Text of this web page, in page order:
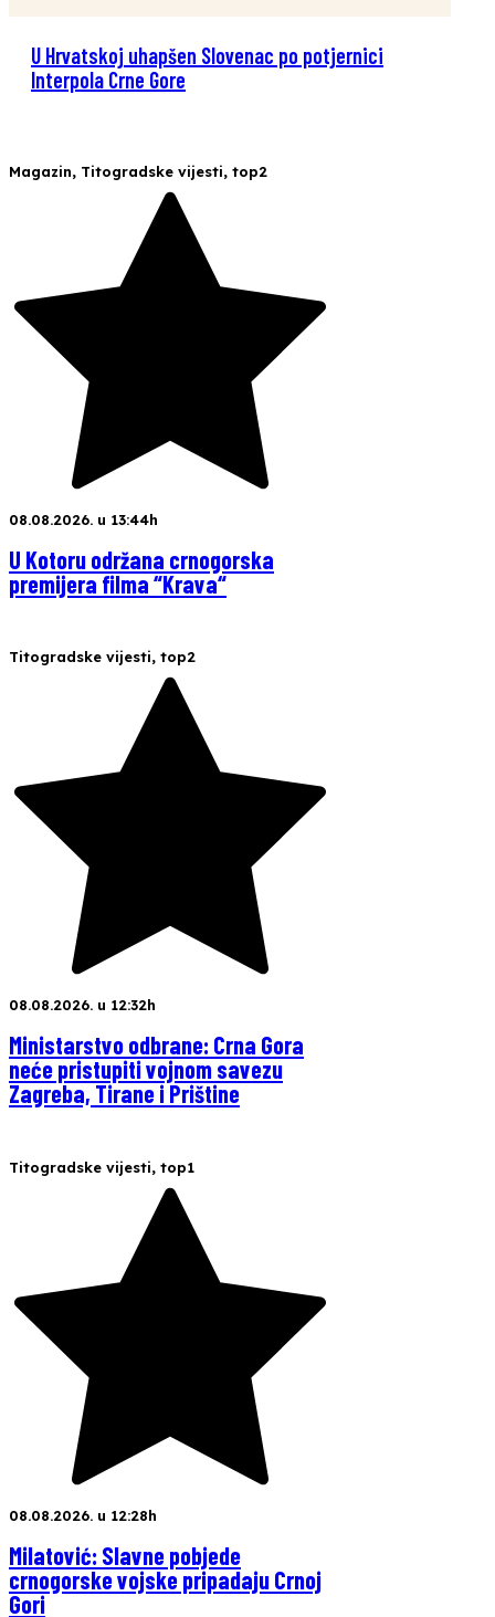
U Hrvatskoj uhapšen Slovenac po potjernici
Interpola Crne Gore
Magazin, Titogradske vijesti, top2
08.08.2026. u 13:44h
U Kotoru održana crnogorska
premijera filma “Krava“
Titogradske vijesti, top2
08.08.2026. u 12:32h
Ministarstvo odbrane: Crna Gora
neće pristupiti vojnom savezu
Zagreba, Tirane i Prištine
Titogradske vijesti, top1
08.08.2026. u 12:28h
Milatović: Slavne pobjede
crnogorske vojske pripadaju Crnoj
Gori